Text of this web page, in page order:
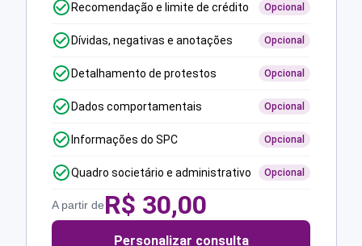
Recomendação e limite de crédito Opcional
Dívidas, negativas e anotações Opcional
Detalhamento de protestos Opcional
Dados comportamentais Opcional
Informações do SPC Opcional
Quadro societário e administrativo Opcional
A partir deR$ 30,00
Personalizar consulta